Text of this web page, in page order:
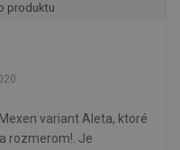
produktu
variant Aleta, ktoré
rozmerom!. Je